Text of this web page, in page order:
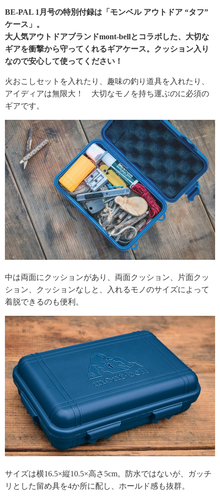
BE-PAL 1月号の特別付録は「モンベル アウトドア “タフ”
ケース」。
大人気アウトドアブランドmont-bellとコラボした、大切な
ギアを衝撃から守ってくれるギアケース。クッション入り
なので安心して使ってください！
火おこしセットを入れたり、趣味の釣り道具を入れたり、
アイディアは無限大！ 大切なモノを持ち運ぶのに必須の
ギアです。
中は両面にクッションがあり、両面クッション、片面クッ
ション、クッションなしと、入れるモノのサイズによって
着脱できるのも便利。
サイズは横16.5×縦10.5×高さ5cm。防水ではないが、ガッチ
リとした留め具を4か所に配し、ホールド感も抜群。